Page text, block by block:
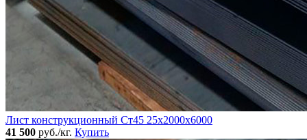
Лист конструкционный Ст45 25х2000х6000
41 500 руб./кг. Купить